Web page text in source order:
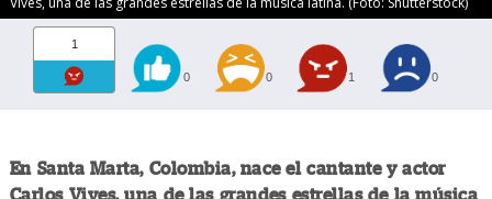
1
0 0 1 0
En Santa Marta, Colombia, nace el cantante y actor
Carlos Vives, una de las grandes estrellas de la música